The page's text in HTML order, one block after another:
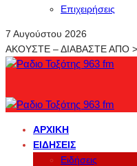
Επιχειρήσεις
7 Αυγούστου 2026
ΑΚΟΥΣΤΕ – ΔΙΑΒΑΣΤΕ ΑΠΟ
ΑΡΧΙΚΉ
ΕΙΔΉΣΕΙΣ
Ειδήσεις